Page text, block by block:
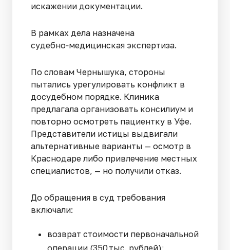
искажении документации.
В рамках дела назначена
судебно‑медицинская экспертиза.
По словам Чернышука, стороны
пытались урегулировать конфликт в
досудебном порядке. Клиника
предлагала организовать консилиум и
повторно осмотреть пациентку в Уфе.
Представители истицы выдвигали
альтернативные варианты — осмотр в
Краснодаре либо привлечение местных
специалистов, — но получили отказ.
До обращения в суд требования
включали:
возврат стоимости первоначальной